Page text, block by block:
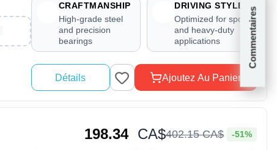
Commentaires
CRAFTMANSHIP
High-grade steel
and precision
bearings
DRIVING STYLE
Optimized for sport
and heavy-duty
applications
Détails Ajoutez Au Panier
198.34 CA$402.15CA$ -51%